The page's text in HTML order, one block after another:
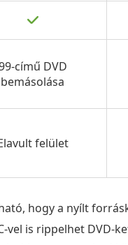
című DVD
bemásolása
felület
hogy a nyílt
vel is rippelhet DVD-